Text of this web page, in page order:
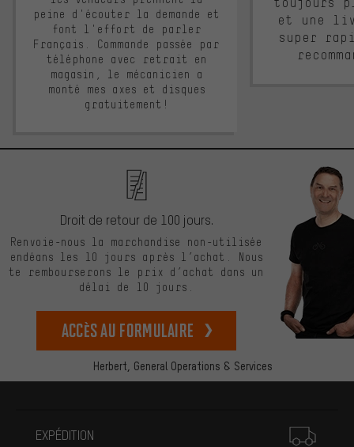
peine d'écouter la demande et
font l'effort de parler
Français. Commande passée par
téléphone avec retrait en
magasin, le mécanicien a
monté mes axes et disques
gratuitement!
toujours
et une
super
Herbert, General Operations & Services
Droit de retour de 100 jours.
Renvoie-nous la marchandise non-utilisée
endéans les 10 jours après l’achat. Nous
te rembourserons le prix d’achat dans un
délai de 10 jours.
Accès au formulaire
EXPÉDITION